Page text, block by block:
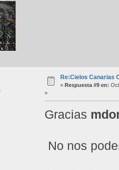
Re:Cielos Canarias
« Respuesta #9 en:
»
Gracias
No nos